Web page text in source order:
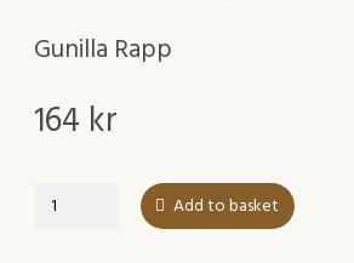
Gunilla Rapp
164 kr
Deltidsarbetslöshet Add to basket